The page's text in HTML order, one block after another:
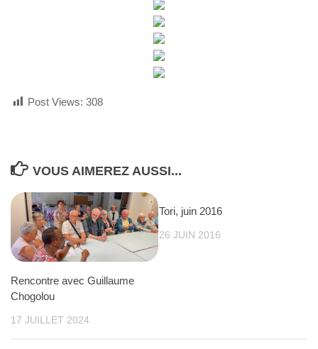
Post Views: 308
VOUS AIMEREZ AUSSI...
Rencontre avec Guillaume
Chogolou
17 JUILLET 2024
Tori, juin 2016
26 JUIN 2016